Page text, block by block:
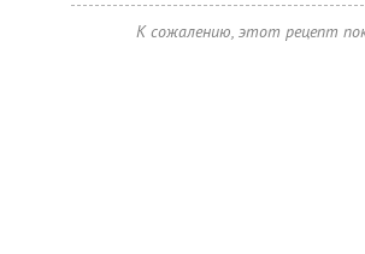
К сожалению, этот рецепт